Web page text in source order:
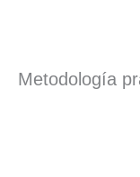
Metodología